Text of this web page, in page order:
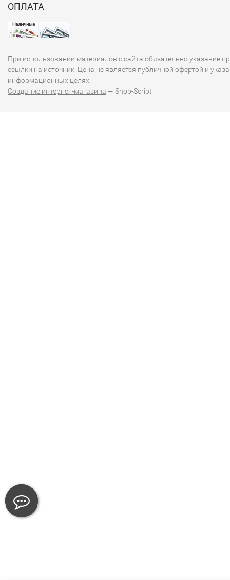
ОПЛАТА
При использовании материалов с сайта обязательно указание
ссылки на источник. Цена не является публичной офертой и
информационных целях!
Создание интернет-магазина — Shop-Script